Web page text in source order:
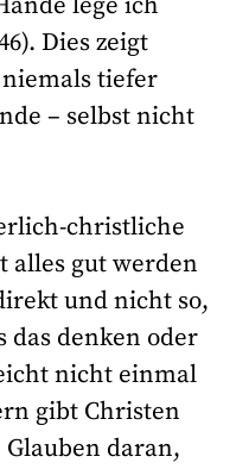
Dies zeigt
tiefer
– selbst nicht
christliche
alles gut werden
und nicht so,
das denken oder
nicht einmal
gibt Christen
daran,